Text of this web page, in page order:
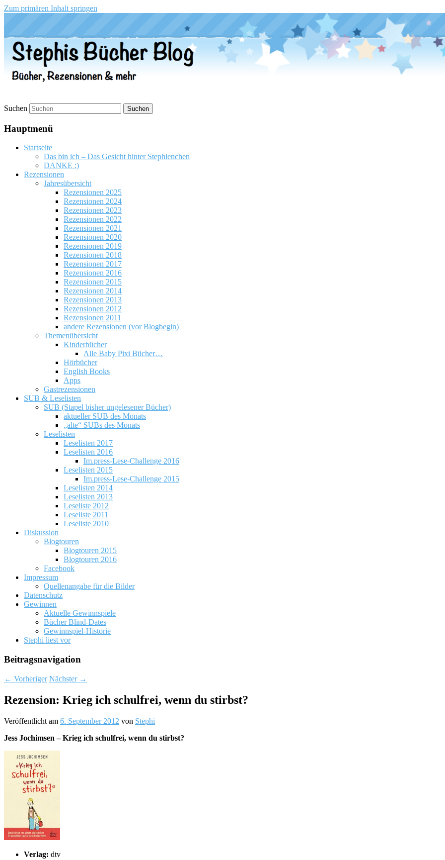
Zum primären Inhalt springen
Stephis Bücher Blog
Suchen
Hauptmenü
Startseite
Das bin ich – Das Gesicht hinter Stephienchen
DANKE :)
Rezensionen
Jahresübersicht
Rezensionen 2025
Rezensionen 2024
Rezensionen 2023
Rezensionen 2022
Rezensionen 2021
Rezensionen 2020
Rezensionen 2019
Rezensionen 2018
Rezensionen 2017
Rezensionen 2016
Rezensionen 2015
Rezensionen 2014
Rezensionen 2013
Rezensionen 2012
Rezensionen 2011
andere Rezensionen (vor Blogbegin)
Themenübersicht
Kinderbücher
Alle Baby Pixi Bücher…
Hörbücher
English Books
Apps
Gastrezensionen
SUB & Leselisten
SUB (Stapel bisher ungelesener Bücher)
aktueller SUB des Monats
„alte“ SUBs des Monats
Leselisten
Leselisten 2017
Leselisten 2016
Im.press-Lese-Challenge 2016
Leselisten 2015
Im.press-Lese-Challenge 2015
Leselisten 2014
Leselisten 2013
Leseliste 2012
Leseliste 2011
Leseliste 2010
Diskussion
Blogtouren
Blogtouren 2015
Blogtouren 2016
Facebook
Impressum
Quellenangabe für die Bilder
Datenschutz
Gewinnen
Aktuelle Gewinnspiele
Bücher Blind-Dates
Gewinnspiel-Historie
Stephi liest vor
Beitragsnavigation
← Vorheriger Nächster →
Rezension: Krieg ich schulfrei, wenn du stirbst?
Veröffentlicht am 6. September 2012 von Stephi
Jess Jochimsen – Krieg ich schulfrei, wenn du stirbst?
Verlag: dtv